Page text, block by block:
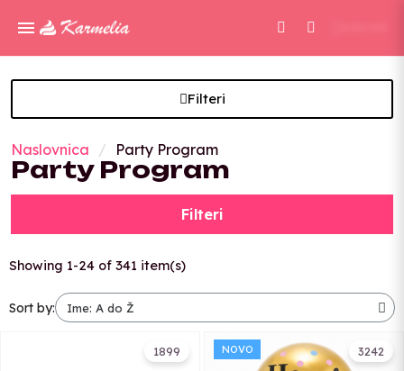
Filteri
Naslovnica Party Program
Party Program
Filteri
Showing 1-24 of 341 item(s)
Sort by:
1899 3242
NOVO